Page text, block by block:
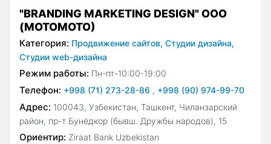
"BRANDING MARKETING DESIGN" OOO
(MOTOMOTO)
Категория: Продвижение сайтов, Студии дизайна,
Студии web-дизайна
Режим работы: Пн-пт-10:00-19:00
Телефон: +998 (71) 273-28-86 , +998 (90) 974-99-70
Адрес: 100043, Узбекистан, Ташкент, Чиланзарский
район, пр-т Бунёдкор (бывш. Дружбы народов), 15
Ориентир: Ziraat Bank Uzbekistan